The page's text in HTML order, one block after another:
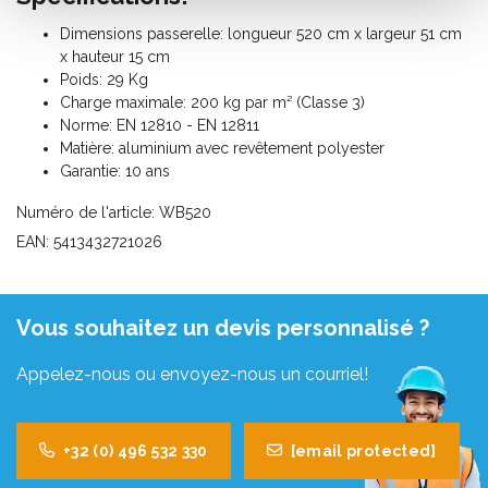
Dimensions passerelle: longueur 520 cm x largeur 51 cm
x hauteur 15 cm
Poids: 29 Kg
Charge maximale: 200 kg par m² (Classe 3)
Norme: EN 12810 - EN 12811
Matière: aluminium avec revêtement polyester
Garantie: 10 ans
Numéro de l'article: WB520
EAN: 5413432721026
Vous souhaitez un devis personnalisé ?
Appelez-nous ou envoyez-nous un courriel!
+32 (0) 496 532 330 [email protected]